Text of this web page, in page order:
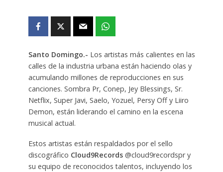
Santo Domingo.- Los artistas más calientes en las
calles de la industria urbana están haciendo olas y
acumulando millones de reproducciones en sus
canciones. Sombra Pr, Conep, Jey Blessings, Sr.
Netflix, Super Javi, Saelo, Yozuel, Persy Off y Liiro
Demon, están liderando el camino en la escena
musical actual.
Estos artistas están respaldados por el sello
discográfico Cloud9Records@cloud9recordspr y
su equipo de reconocidos talentos, incluyendo los